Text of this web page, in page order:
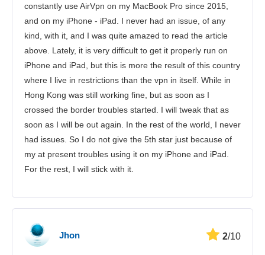
constantly use AirVpn on my MacBook Pro since 2015,
and on my iPhone - iPad. I never had an issue, of any
kind, with it, and I was quite amazed to read the article
above. Lately, it is very difficult to get it properly run on
iPhone and iPad, but this is more the result of this country
where I live in restrictions than the vpn in itself. While in
Hong Kong was still working fine, but as soon as I
crossed the border troubles started. I will tweak that as
soon as I will be out again. In the rest of the world, I never
had issues. So I do not give the 5th star just because of
my at present troubles using it on my iPhone and iPad.
For the rest, I will stick with it.
Jhon 2/10